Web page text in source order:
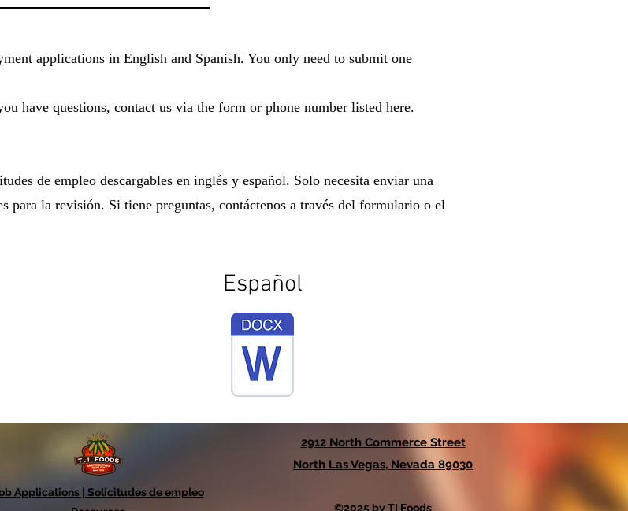
applications in English and Spanish. You only need to submit one
have questions, contact us via the form or phone number listed here.
de empleo descargables en inglés y español. Solo necesita enviar una
para la revisión. Si tiene preguntas, contáctenos a través del formulario o el
Español
Applications | Solicitudes de empleo
2912 North Commerce Street
North Las Vegas, Nevada 89030
©2025 by TI Foods